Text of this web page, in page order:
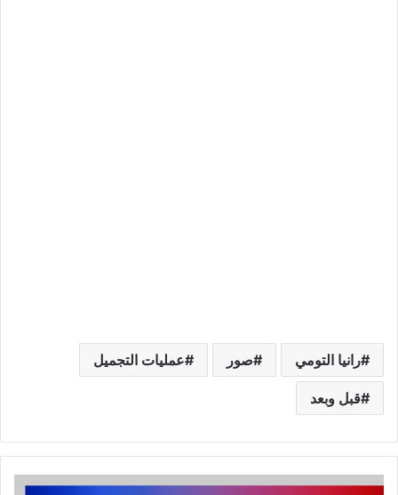
رانيا التومي صور عمليات التجميل
قبل وبعد